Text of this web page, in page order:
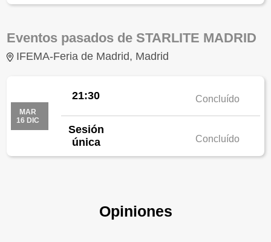
Eventos pasados de STARLITE MADRID
IFEMA-Feria de Madrid, Madrid
MAR
16 DIC
21:30 Concluído
Sesión
única
Concluído
Opiniones